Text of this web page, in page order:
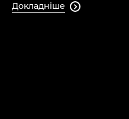
Докладніше 